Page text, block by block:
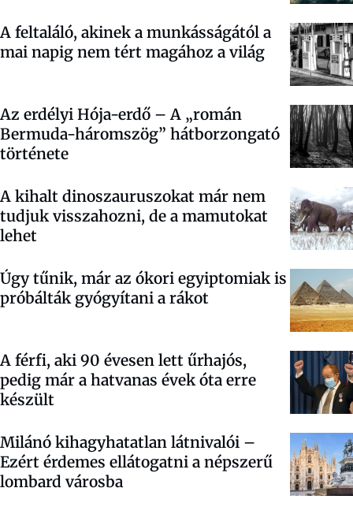
A feltaláló, akinek a munkásságától a
mai napig nem tért magához a világ
Az erdélyi Hója-erdő – A „román
Bermuda-háromszög” hátborzongató
története
A kihalt dinoszauruszokat már nem
tudjuk visszahozni, de a mamutokat
lehet
Úgy tűnik, már az ókori egyiptomiak is
próbálták gyógyítani a rákot
A férfi, aki 90 évesen lett űrhajós,
pedig már a hatvanas évek óta erre
készült
Milánó kihagyhatatlan látnivalói –
Ezért érdemes ellátogatni a népszerű
lombard városba